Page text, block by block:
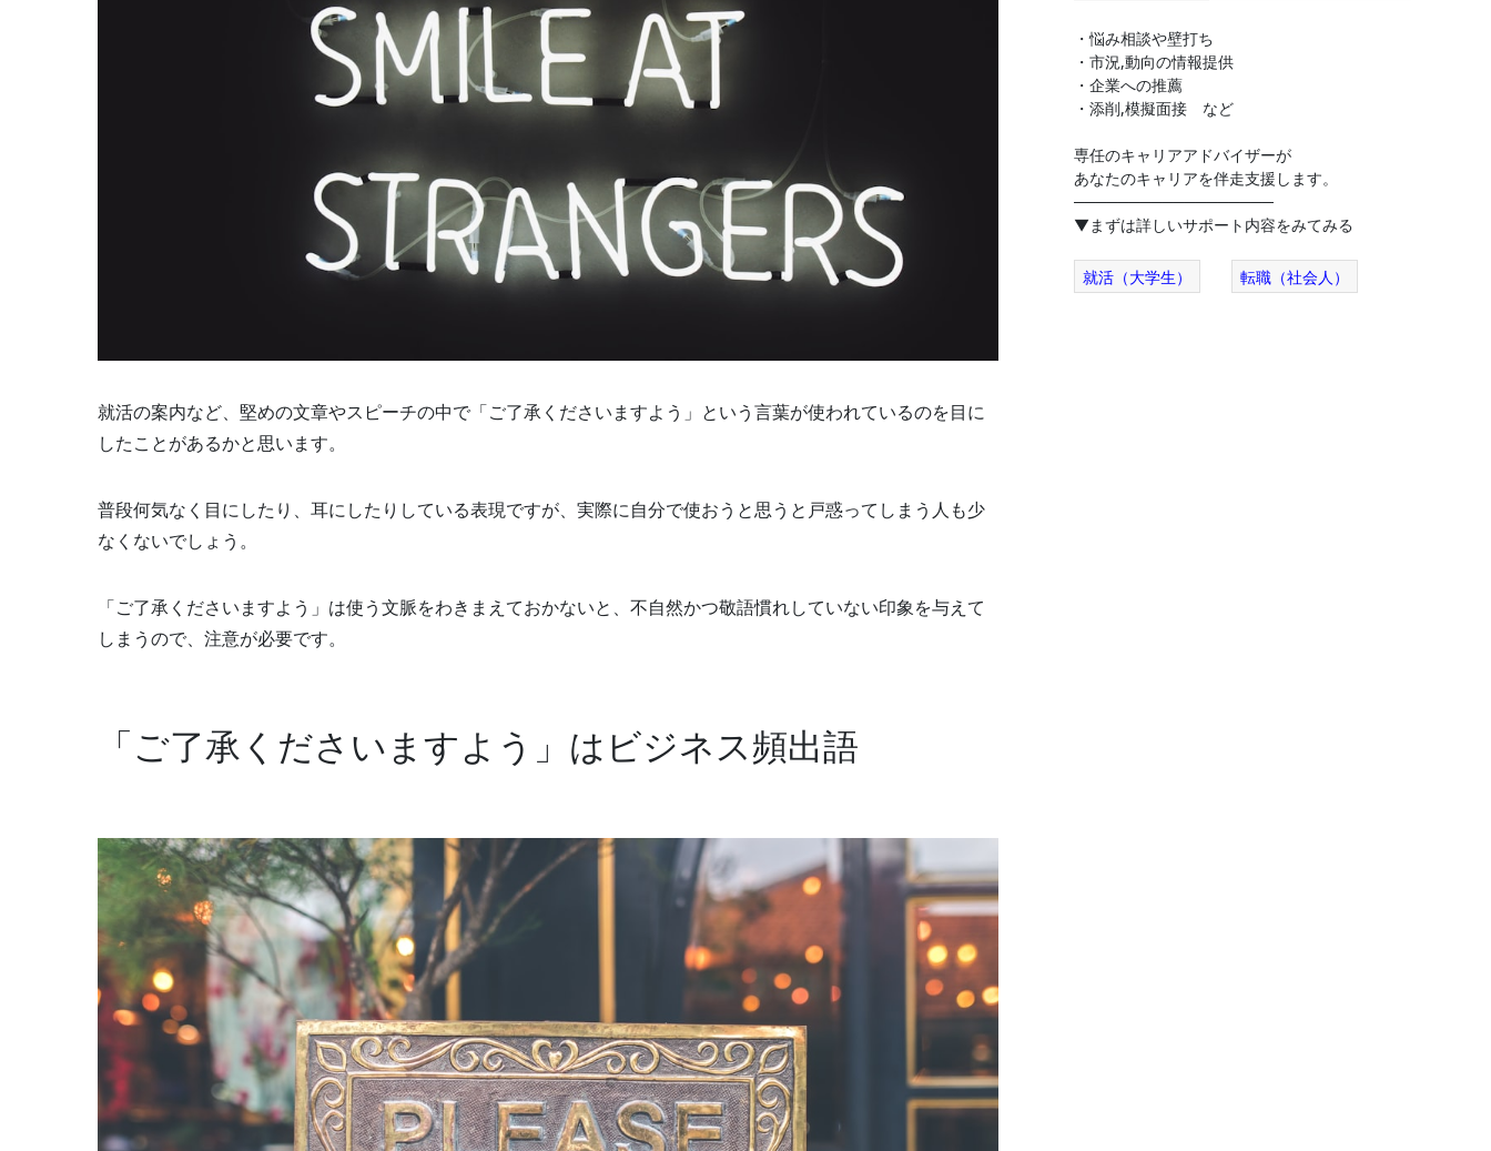
就活の案内など、堅めの文章やスピーチの中で「ご了承くださいますよう」という言葉が使われているのを目に
したことがあるかと思います。
普段何気なく目にしたり、耳にしたりしている表現ですが、実際に自分で使おうと思うと戸惑ってしまう人も少
なくないでしょう。
「ご了承くださいますよう」は使う文脈をわきまえておかないと、不自然かつ敬語慣れしていない印象を与えて
しまうので、注意が必要です。
「ご了承くださいますよう」はビジネス頻出語
・悩み相談や壁打ち
・市況,動向の情報提供
・企業への推薦
・添削,模擬面接 など
専任のキャリアアドバイザーが
あなたのキャリアを伴走支援します。
──────────────────
▼まずは詳しいサポート内容をみてみる
就活（大学生） 転職（社会人）